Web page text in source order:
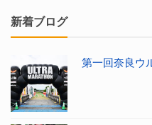
新着ブログ
第一回奈良ウ